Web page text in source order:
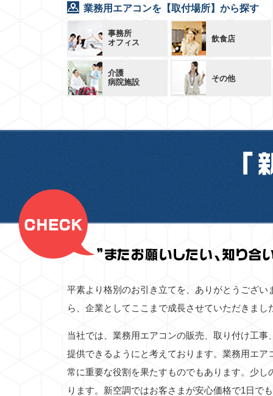
業務用エアコンを【取付場所】から探す
事務所
オフィス
飲食店
介護
病院施設
その他
平素より格別のお引き立てを、ありがとうござ
ら、企業としてここまで成長させていただきまし
当社では、業務用エアコンの販売、取り付け工
提供できるようにと考えております。業務用エ
常に重要な役割を果たすものでもあります。少
ります。新空調ではお客さまが安心価格で1日で